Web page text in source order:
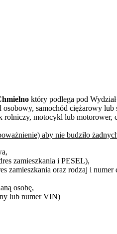
który podlega pod
samochód ciężarowy
motocykl lub
aby nie budziło
zamieszkania i PESEL),
zamieszkania oraz rodzaj i numer
osobę,
lub numer VIN)